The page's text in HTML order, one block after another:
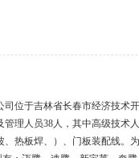
位于吉林省长春市经济技术
理人员38人，其中高级技术
热板焊、）、门板装配线。